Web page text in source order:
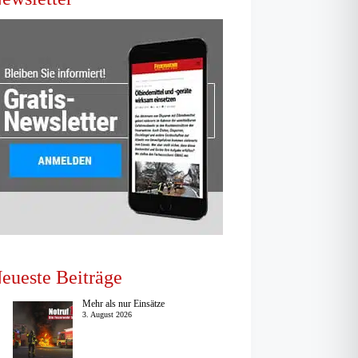
Beiträge
Mehr als nur Einsätze
3. August 2026